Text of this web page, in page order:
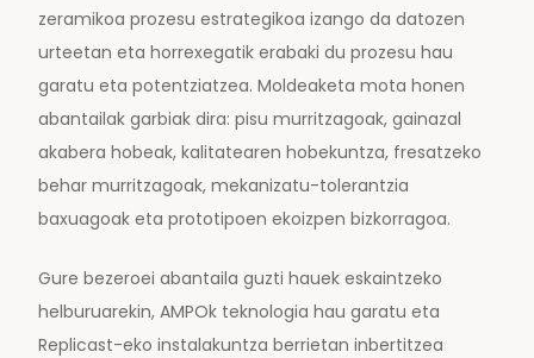
zeramikoa prozesu estrategikoa izango da datozen
urteetan eta horrexegatik erabaki du prozesu hau
garatu eta potentziatzea. Moldeaketa mota honen
abantailak garbiak dira: pisu murritzagoak, gainazal
akabera hobeak, kalitatearen hobekuntza, fresatzeko
behar murritzagoak, mekanizatu-tolerantzia
baxuagoak eta prototipoen ekoizpen bizkorragoa.
Gure bezeroei abantaila guzti hauek eskaintzeko
helburuarekin, AMPOk teknologia hau garatu eta
Replicast-eko instalakuntza berrietan inbertitzea